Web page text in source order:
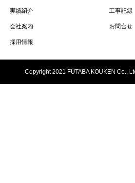
実績紹介 工事記録
会社案内 お問合せ
採用情報
Copyright 2021 FUTABA KOUKEN Co.,